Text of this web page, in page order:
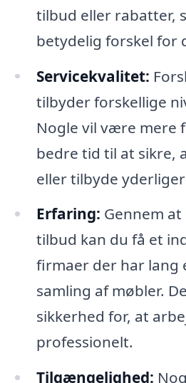
tilbud eller rabatter,
betydelig forskel for
Servicekvalitet:
tilbyder forskellige
Nogle vil være mere
bedre tid til at sikre,
eller tilbyde
Erfaring: Gennem
tilbud kan du få et
firmaer der har lang
samling af møbler.
sikkerhed for, at
professionelt.
Tilgængelighed: